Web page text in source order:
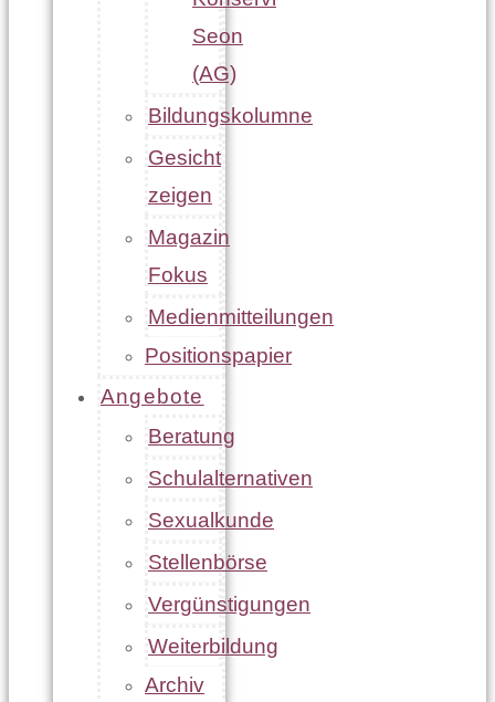
Seon
(AG)
Bildungskolumne
Gesicht
zeigen
Magazin
Fokus
Medienmitteilungen
Positionspapier
Angebote
Beratung
Schulalternativen
Sexualkunde
Stellenbörse
Vergünstigungen
Weiterbildung
Archiv